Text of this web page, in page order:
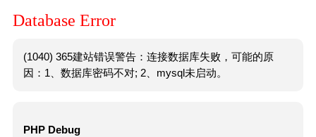
Database Error
(1040) 365建站错误警告：连接数据库失败，可能的原
因：1、数据库密码不对; 2、mysql未启动。
PHP Debug